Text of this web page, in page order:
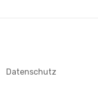
Datenschutz